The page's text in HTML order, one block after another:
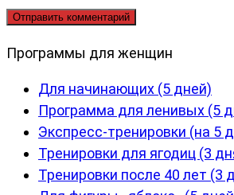
Программы для женщин
Для начинающих (5 дней)
Программа для ленивых (5
Экспресс-тренировки (на 5
Тренировки для ягодиц (3
Тренировки после 40 лет (3